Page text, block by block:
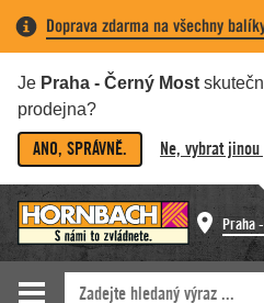
Doprava zdarma na všechny
Je Praha - Černý Most
prodejna?
ANO, SPRÁVNĚ. Ne, vybrat
Praha